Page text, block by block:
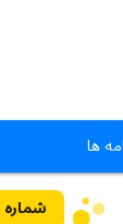
ها
شماره